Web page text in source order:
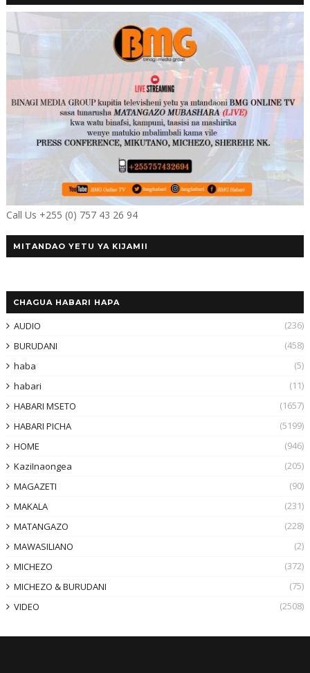
Call Us +255 (0) 757 43 26 94
MITANDAO YETU YA KIJAMII
CHAGUA HABARI HAPA
AUDIO
(236)
BURUDANI
(458)
haba
(5)
habari
(11)
HABARI MSETO
(1657)
HABARI PICHA
(5199)
HOME
(946)
KaziInaongea
(205)
MAGAZETI
(90)
MAKALA
(231)
MATANGAZO
(228)
MAWASILIANO
(2)
MICHEZO
(372)
MICHEZO & BURUDANI
(75)
VIDEO
(2508)